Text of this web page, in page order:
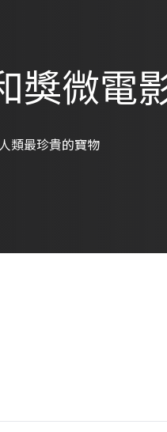
獎微電
類最珍貴的寶物